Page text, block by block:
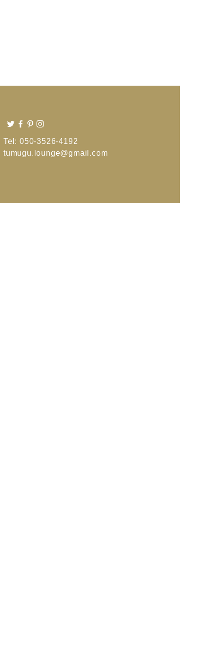
Tel: 050-3526-4192
tumugu.lounge@gmail.com